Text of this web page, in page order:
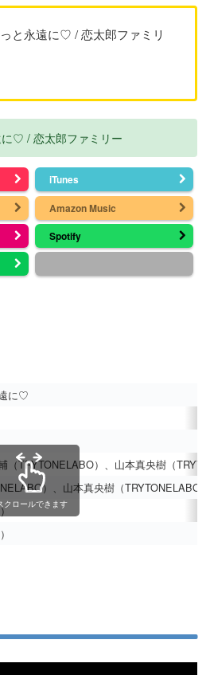
と永遠に♡ / 恋太郎ファミリ
♡ / 恋太郎ファミリー
iTunes
Amazon Music
Spotify
に♡
（TRYTONELABO）、山本真央樹（
）、山本真央樹（TRYTONELABO）
クロールできます